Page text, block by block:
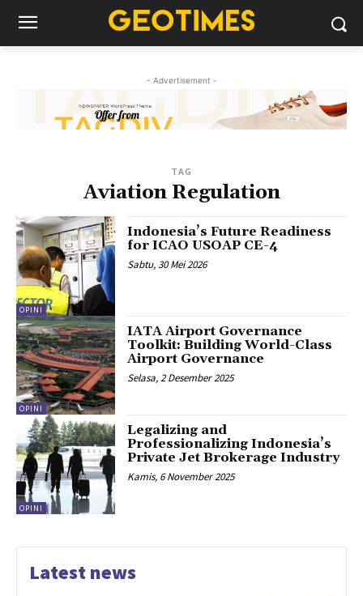
- Advertisement -
TAG
Aviation Regulation
OPINI
Indonesia’s Future Readiness
for ICAO USOAP CE-4
Sabtu, 30 Mei 2026
OPINI
IATA Airport Governance
Toolkit: Building World-Class
Airport Governance
Selasa, 2 Desember 2025
OPINI
Legalizing and
Professionalizing Indonesia’s
Private Jet Brokerage Industry
Kamis, 6 November 2025
Latest news